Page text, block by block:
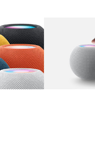
图库 图像 1